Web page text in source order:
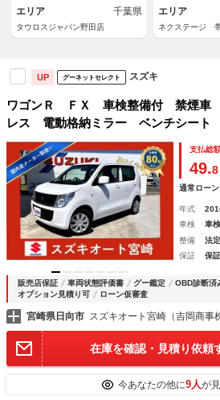
エリア
千葉県
タウロスジャパン野田店
エリア
ネクステージ
UP グーネットセレクト スズキ
ワゴンＲ ＦＸ 車検整備付 禁煙車
レス 電動格納ミラー ベンチシー
リングストップ ＣＤオーディオ 盗
ディ 鑑定済車
支払総
49.8
通常ローン
年式
車検
車
整備
法
保証
保
販売店保証 車両状態評価書 グー鑑定 OBD診断済
オプション見積り可
ローン仮審査
宮崎県日向市 スズキオート宮崎（吉岡商事
在庫を確認・見積り依頼
今あなたの他に9人が